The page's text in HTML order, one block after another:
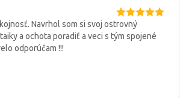
Navrhol som si svoj ostrovný
a ochota poradiť a veci s tým spojené
odporúčam !!!